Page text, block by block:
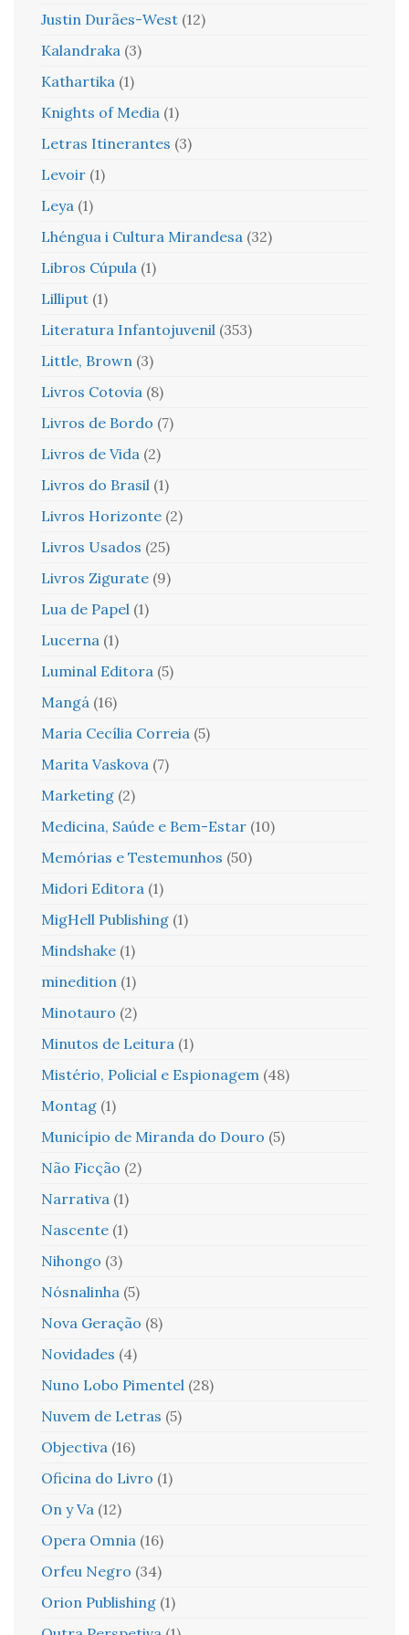
Justin Durães-West (12)
Kalandraka (3)
Kathartika (1)
Knights of Media (1)
Letras Itinerantes (3)
Levoir (1)
Leya (1)
Lhéngua i Cultura Mirandesa (32)
Libros Cúpula (1)
Lilliput (1)
Literatura Infantojuvenil (353)
Little, Brown (3)
Livros Cotovia (8)
Livros de Bordo (7)
Livros de Vida (2)
Livros do Brasil (1)
Livros Horizonte (2)
Livros Usados (25)
Livros Zigurate (9)
Lua de Papel (1)
Lucerna (1)
Luminal Editora (5)
Mangá (16)
Maria Cecília Correia (5)
Marita Vaskova (7)
Marketing (2)
Medicina, Saúde e Bem-Estar (10)
Memórias e Testemunhos (50)
Midori Editora (1)
MigHell Publishing (1)
Mindshake (1)
minedition (1)
Minotauro (2)
Minutos de Leitura (1)
Mistério, Policial e Espionagem (48)
Montag (1)
Município de Miranda do Douro (5)
Não Ficção (2)
Narrativa (1)
Nascente (1)
Nihongo (3)
Nósnalinha (5)
Nova Geração (8)
Novidades (4)
Nuno Lobo Pimentel (28)
Nuvem de Letras (5)
Objectiva (16)
Oficina do Livro (1)
On y Va (12)
Opera Omnia (16)
Orfeu Negro (34)
Orion Publishing (1)